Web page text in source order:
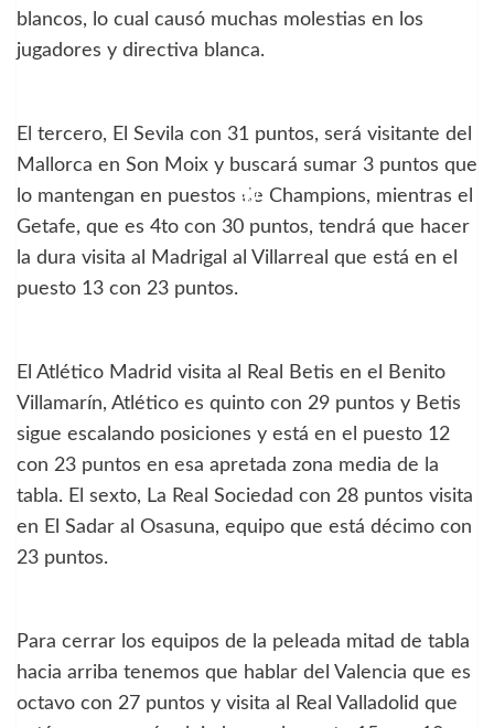
blancos, lo cual causó muchas molestias en los
jugadores y directiva blanca.
El tercero, El Sevila con 31 puntos, será visitante del
Mallorca en Son Moix y buscará sumar 3 puntos que
lo mantengan en puestos de Champions, mientras el
Getafe, que es 4to con 30 puntos, tendrá que hacer
la dura visita al Madrigal al Villarreal que está en el
puesto 13 con 23 puntos.
El Atlético Madrid visita al Real Betis en el Benito
Villamarín, Atlético es quinto con 29 puntos y Betis
sigue escalando posiciones y está en el puesto 12
con 23 puntos en esa apretada zona media de la
tabla. El sexto, La Real Sociedad con 28 puntos visita
en El Sadar al Osasuna, equipo que está décimo con
23 puntos.
Para cerrar los equipos de la peleada mitad de tabla
hacia arriba tenemos que hablar del Valencia que es
octavo con 27 puntos y visita al Real Valladolid que